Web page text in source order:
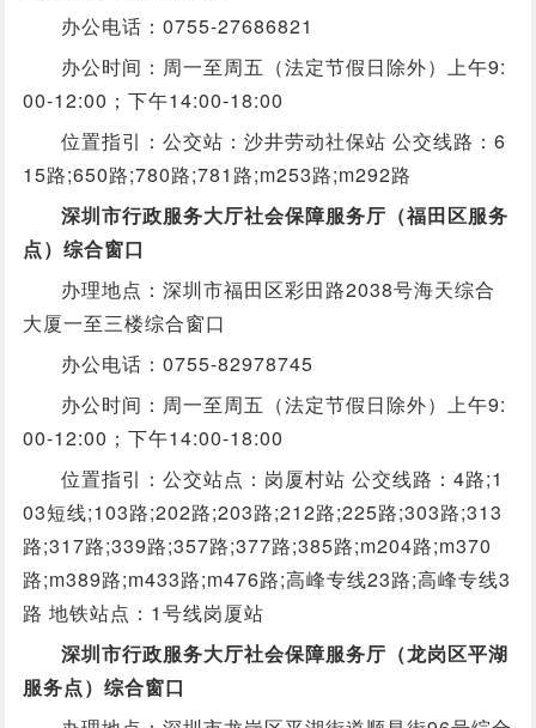
办公电话：0755-27686821
办公时间：周一至周五（法定节假日除外）上午9:
00-12:00；下午14:00-18:00
位置指引：公交站：沙井劳动社保站 公交线路：6
15路;650路;780路;781路;m253路;m292路
深圳市行政服务大厅社会保障服务厅（福田区服务
点）综合窗口
办理地点：深圳市福田区彩田路2038号海天综合
大厦一至三楼综合窗口
办公电话：0755-82978745
办公时间：周一至周五（法定节假日除外）上午9:
00-12:00；下午14:00-18:00
位置指引：公交站点：岗厦村站 公交线路：4路;1
03短线;103路;202路;203路;212路;225路;303路;313
路;317路;339路;357路;377路;385路;m204路;m370
路;m389路;m433路;m476路;高峰专线23路;高峰专线3
路 地铁站点：1号线岗厦站
深圳市行政服务大厅社会保障服务厅（龙岗区平湖
服务点）综合窗口